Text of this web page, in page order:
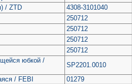
/ ZTD
4308-3101040
250712
250712
250712
250712
юбкой /
SP2201.0010
/ FEBI
01279